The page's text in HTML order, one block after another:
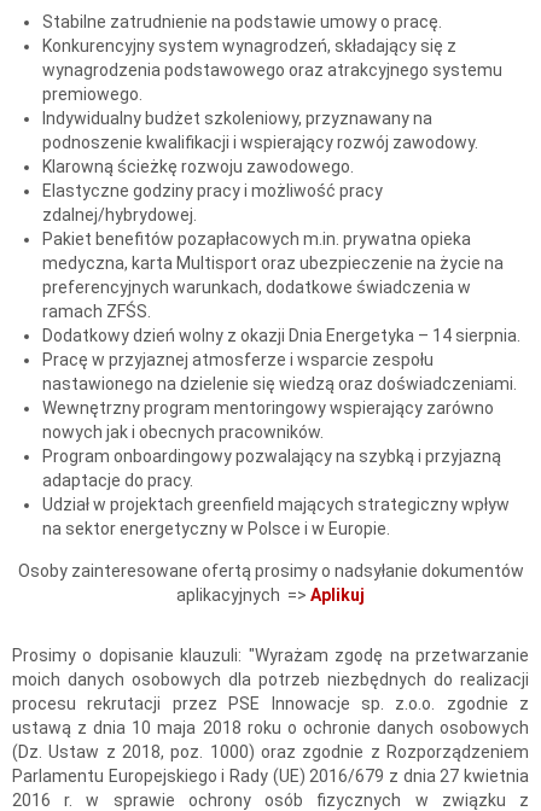
Stabilne zatrudnienie na podstawie umowy o pracę.
Konkurencyjny system wynagrodzeń, składający się z
wynagrodzenia podstawowego oraz atrakcyjnego systemu
premiowego.
Indywidualny budżet szkoleniowy, przyznawany na
podnoszenie kwalifikacji i wspierający rozwój zawodowy.
Klarowną ścieżkę rozwoju zawodowego.
Elastyczne godziny pracy i możliwość pracy
zdalnej/hybrydowej.
Pakiet benefitów pozapłacowych m.in. prywatna opieka
medyczna, karta Multisport oraz ubezpieczenie na życie na
preferencyjnych warunkach, dodatkowe świadczenia w
ramach ZFŚS.
Dodatkowy dzień wolny z okazji Dnia Energetyka – 14 sierpnia.
Pracę w przyjaznej atmosferze i wsparcie zespołu
nastawionego na dzielenie się wiedzą oraz doświadczeniami.
Wewnętrzny program mentoringowy wspierający zarówno
nowych jak i obecnych pracowników.
Program onboardingowy pozwalający na szybką i przyjazną
adaptacje do pracy.
Udział w projektach greenfield mających strategiczny wpływ
na sektor energetyczny w Polsce i w Europie.
Osoby zainteresowane ofertą prosimy o nadsyłanie dokumentów
aplikacyjnych => Aplikuj
Prosimy o dopisanie klauzuli: "Wyrażam zgodę na przetwarzanie
moich danych osobowych dla potrzeb niezbędnych do realizacji
procesu rekrutacji przez PSE Innowacje sp. z.o.o. zgodnie z
ustawą z dnia 10 maja 2018 roku o ochronie danych osobowych
(Dz. Ustaw z 2018, poz. 1000) oraz zgodnie z Rozporządzeniem
Parlamentu Europejskiego i Rady (UE) 2016/679 z dnia 27 kwietnia
2016 r. w sprawie ochrony osób fizycznych w związku z